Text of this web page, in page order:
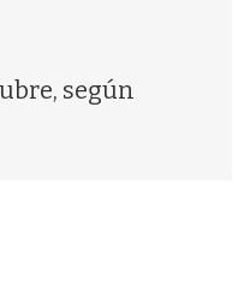
según